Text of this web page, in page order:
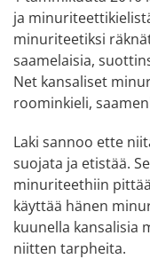
ja
minuriteetiksi
saamelaisia,
Net kansaliset
roominkieli,
Laki sannoo ette
suojata ja etistää.
minuriteethiin
käyttää hänen
kuunella kansalisia
niitten tarpheita.